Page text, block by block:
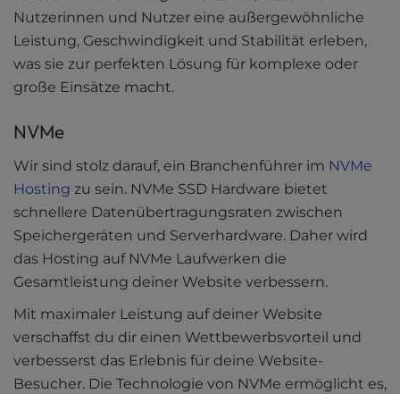
Nutzerinnen und Nutzer eine außergewöhnliche
Leistung, Geschwindigkeit und Stabilität erleben,
was sie zur perfekten Lösung für komplexe oder
große Einsätze macht.
NVMe
Wir sind stolz darauf, ein Branchenführer im NVMe
Hosting zu sein. NVMe SSD Hardware bietet
schnellere Datenübertragungsraten zwischen
Speichergeräten und Serverhardware. Daher wird
das Hosting auf NVMe Laufwerken die
Gesamtleistung deiner Website verbessern.
Mit maximaler Leistung auf deiner Website
verschaffst du dir einen Wettbewerbsvorteil und
verbesserst das Erlebnis für deine Website-
Besucher. Die Technologie von NVMe ermöglicht es,